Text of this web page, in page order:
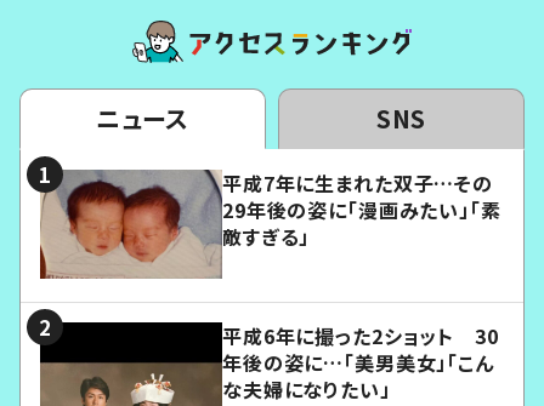
ニュース SNS
平成7年に生まれた双子…その
29年後の姿に「漫画みたい」「素
敵すぎる」
平成6年に撮った2ショット 30
年後の姿に…「美男美女」「こん
な夫婦になりたい」